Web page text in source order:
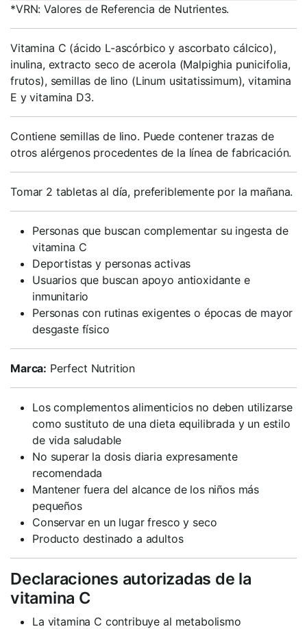
*VRN: Valores de Referencia de Nutrientes.
Vitamina C (ácido L-ascórbico y ascorbato cálcico),
inulina, extracto seco de acerola (Malpighia punicifolia,
frutos), semillas de lino (Linum usitatissimum), vitamina
E y vitamina D3.
Contiene semillas de lino. Puede contener trazas de
otros alérgenos procedentes de la línea de fabricación.
Tomar 2 tabletas al día, preferiblemente por la mañana.
Personas que buscan complementar su ingesta de
vitamina C
Deportistas y personas activas
Usuarios que buscan apoyo antioxidante e
inmunitario
Personas con rutinas exigentes o épocas de mayor
desgaste físico
Marca: Perfect Nutrition
Los complementos alimenticios no deben utilizarse
como sustituto de una dieta equilibrada y un estilo
de vida saludable
No superar la dosis diaria expresamente
recomendada
Mantener fuera del alcance de los niños más
pequeños
Conservar en un lugar fresco y seco
Producto destinado a adultos
Declaraciones autorizadas de la
vitamina C
La vitamina C contribuye al metabolismo